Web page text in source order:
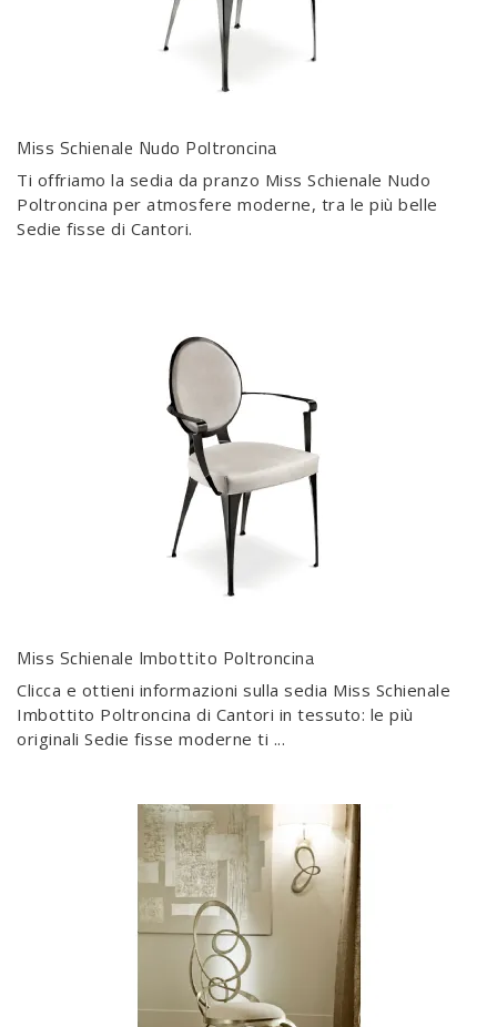
Miss Schienale Nudo Poltroncina
Ti offriamo la sedia da pranzo Miss Schienale Nudo
Poltroncina per atmosfere moderne, tra le più belle
Sedie fisse di Cantori.
Miss Schienale Imbottito Poltroncina
Clicca e ottieni informazioni sulla sedia Miss Schienale
Imbottito Poltroncina di Cantori in tessuto: le più
originali Sedie fisse moderne ti ...